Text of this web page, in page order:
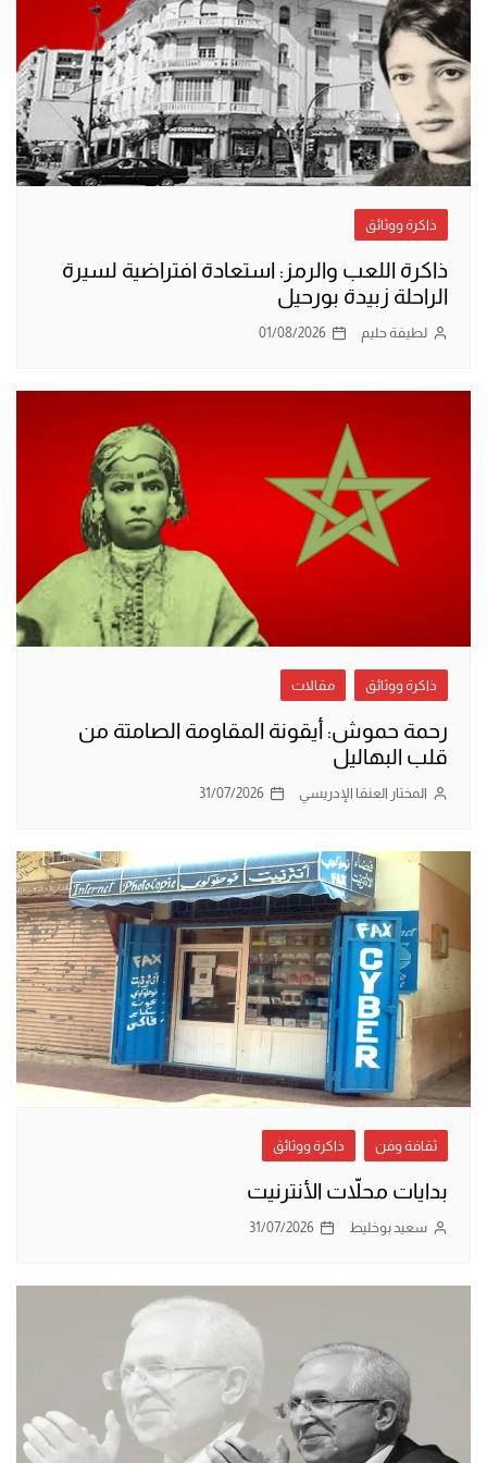
ذاكرة ووثائق
ذاكرة اللعب والرمز: استعادة افتراضية لسيرة
الراحلة زبيدة بورحيل
لطيفة حليم 01/08/2026
ذاكرة ووثائق مقالات
رحمة حموش: أيقونة المقاومة الصامتة من
قلب البهاليل
المختار العنقا الإدريسي 31/07/2026
ثقافة وفن ذاكرة ووثائق
بدايات محلاّت الأنترنيت
سعيد بوخليط 31/07/2026